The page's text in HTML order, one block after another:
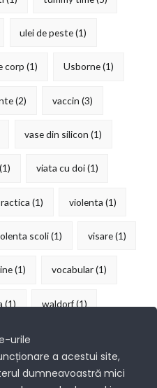
ulei de peste(1)
corp (1) Usborne(1)
(2) vaccin (3)
vase din silicon (1)
(1) viata cu doi(1)
(1) violenta (1)
scoli(1) visare(1)
(1) vocabular(1)
(1) waldorf(1)
(15)
urile
a acestui site,
dumneavoastră mici